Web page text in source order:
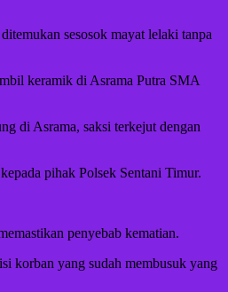
sesosok mayat lelaki tanpa
keramik di Asrama Putra SMA
di Asrama, saksi terkejut dengan
pihak Polsek Sentani Timur.
penyebab kematian.
korban yang sudah membusuk yang